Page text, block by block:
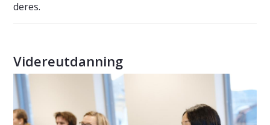
deres.
Videreutdanning